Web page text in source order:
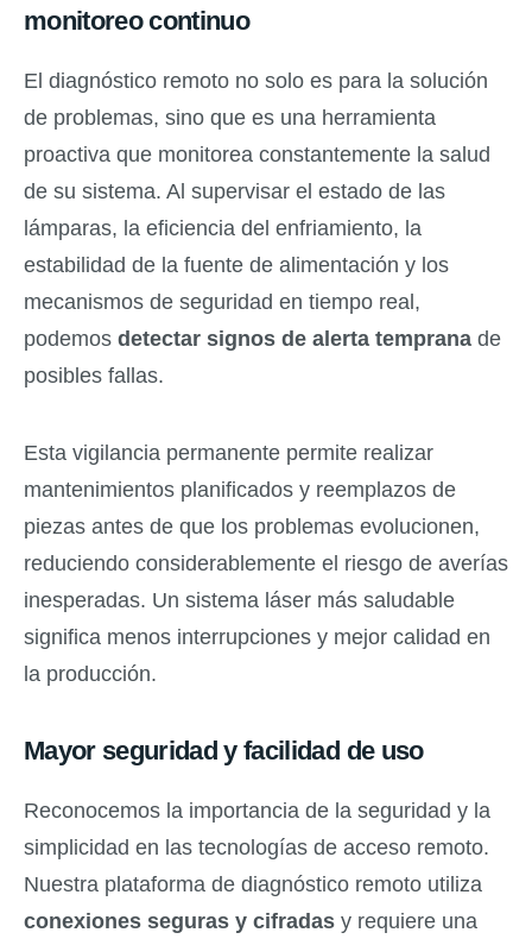
monitoreo continuo
El diagnóstico remoto no solo es para la solución
de problemas, sino que es una herramienta
proactiva que monitorea constantemente la salud
de su sistema. Al supervisar el estado de las
lámparas, la eficiencia del enfriamiento, la
estabilidad de la fuente de alimentación y los
mecanismos de seguridad en tiempo real,
podemos detectar signos de alerta temprana de
posibles fallas.
Esta vigilancia permanente permite realizar
mantenimientos planificados y reemplazos de
piezas antes de que los problemas evolucionen,
reduciendo considerablemente el riesgo de averías
inesperadas. Un sistema láser más saludable
significa menos interrupciones y mejor calidad en
la producción.
Mayor seguridad y facilidad de uso
Reconocemos la importancia de la seguridad y la
simplicidad en las tecnologías de acceso remoto.
Nuestra plataforma de diagnóstico remoto utiliza
conexiones seguras y cifradas y requiere una